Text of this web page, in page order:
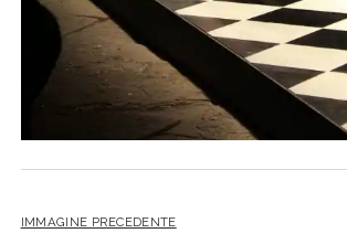
IMMAGINE PRECEDENTE